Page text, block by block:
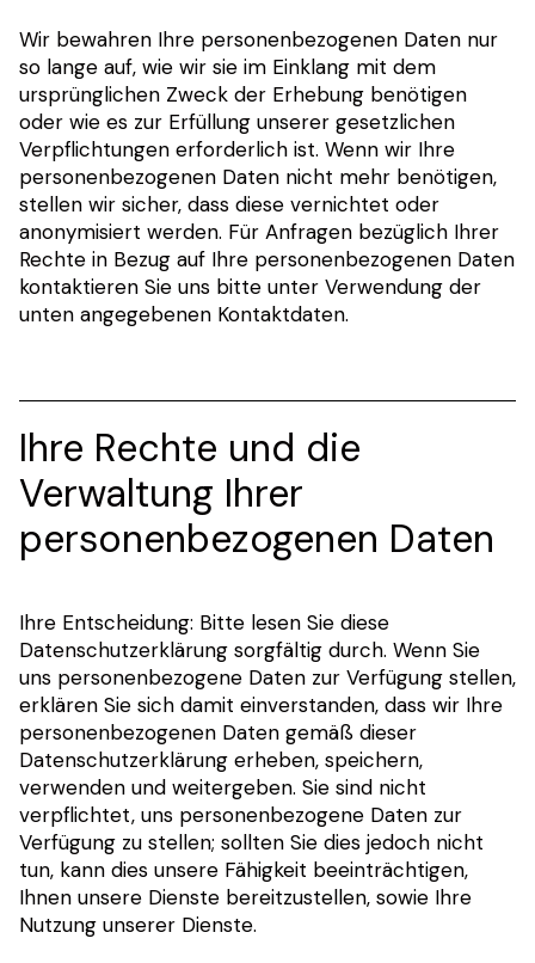
Wir bewahren Ihre personenbezogenen Daten nur
so lange auf, wie wir sie im Einklang mit dem
ursprünglichen Zweck der Erhebung benötigen
oder wie es zur Erfüllung unserer gesetzlichen
Verpflichtungen erforderlich ist. Wenn wir Ihre
personenbezogenen Daten nicht mehr benötigen,
stellen wir sicher, dass diese vernichtet oder
anonymisiert werden. Für Anfragen bezüglich Ihrer
Rechte in Bezug auf Ihre personenbezogenen Daten
kontaktieren Sie uns bitte unter Verwendung der
unten angegebenen Kontaktdaten.
Ihre Rechte und die
Verwaltung Ihrer
personenbezogenen Daten
Ihre Entscheidung: Bitte lesen Sie diese
Datenschutzerklärung sorgfältig durch. Wenn Sie
uns personenbezogene Daten zur Verfügung stellen,
erklären Sie sich damit einverstanden, dass wir Ihre
personenbezogenen Daten gemäß dieser
Datenschutzerklärung erheben, speichern,
verwenden und weitergeben. Sie sind nicht
verpflichtet, uns personenbezogene Daten zur
Verfügung zu stellen; sollten Sie dies jedoch nicht
tun, kann dies unsere Fähigkeit beeinträchtigen,
Ihnen unsere Dienste bereitzustellen, sowie Ihre
Nutzung unserer Dienste.